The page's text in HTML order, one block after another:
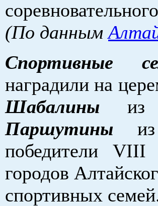
(По данным
Спортивные
наградили на
Шабалины из
Паршутины из
победители VIII
городов
спортивных